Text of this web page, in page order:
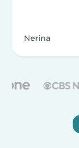
Nerina